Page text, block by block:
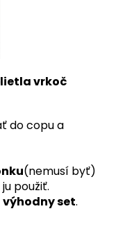
vrkoč
do copu a
(nemusí byť)
použiť.
výhodny set.